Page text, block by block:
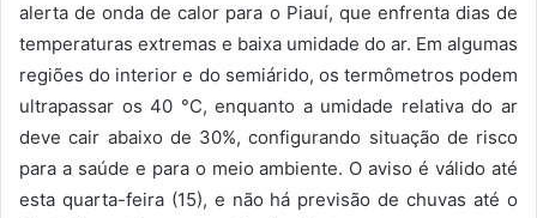
alerta de onda de calor para o Piauí, que enfrenta dias de
temperaturas extremas e baixa umidade do ar. Em algumas
regiões do interior e do semiárido, os termômetros podem
ultrapassar os 40 °C, enquanto a umidade relativa do ar
deve cair abaixo de 30%, configurando situação de risco
para a saúde e para o meio ambiente. O aviso é válido até
esta quarta-feira (15), e não há previsão de chuvas até o